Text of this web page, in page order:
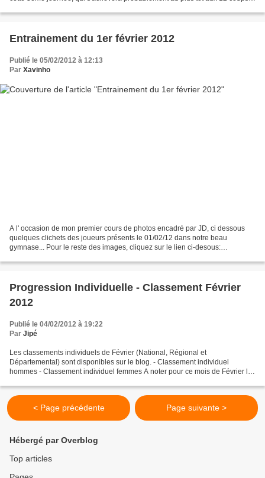
Entrainement du 1er février 2012
Publié le 05/02/2012 à 12:13
Par Xavinho
A l' occasion de mon premier cours de photos encadré par JD, ci dessous
quelques clichets des joueurs présents le 01/02/12 dans notre beau
gymnase... Pour le reste des images, cliquez sur le lien ci-desous:
Progression Individuelle - Classement Février
2012
Publié le 04/02/2012 à 19:22
Par Jipé
Les classements individuels de Février (National, Régional et
Départemental) sont disponibles sur le blog. - Classement individuel
hommes - Classement individuel femmes A noter pour ce mois de Février les
< Page précédente Page suivante >
Hébergé par Overblog
Top articles